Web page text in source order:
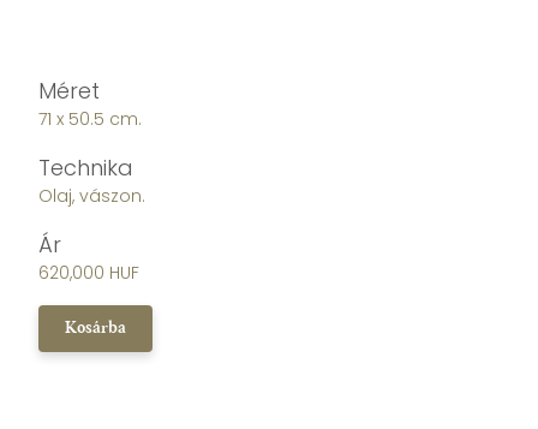
Méret
71 x 50.5 cm.
Technika
Olaj, vászon.
Ár
620,000 HUF
Kosárba